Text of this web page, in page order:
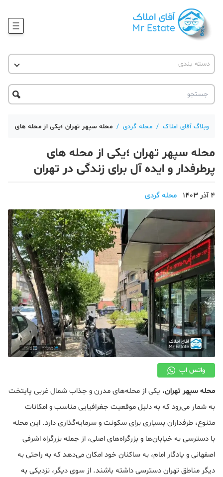
آموزش املاک
حقوقی
آکادمی
دسته بندی
آقای مشاور املاک
آکادمی آقای املاک
آموزش املاک
آموزش پلتفرم آقای املاک
تحلیل مسکن
دکوراسیون
صنعت ساختمان
محله گردی
معماری
ملکی
همایش و نمایشگاه
وبلاگ آقای املاک / محله گردی / محله سپهر تهران ؛یکی از محله های
محله سپهر تهران ؛یکی از محله های
پرطرفدار و ایده آل برای زندگی در تهران
4 آذر 1403 محله گردی
واتس اپ
محله سپهر تهران، یکی از محله‌های مدرن و جذاب شمال غربی پایتخت
به شمار می‌رود که به دلیل موقعیت جغرافیایی مناسب و امکانات
متنوع، طرفداران بسیاری برای سکونت و سرمایه‌گذاری دارد. این محله
با دسترسی به خیابان‌ها و بزرگراه‌های اصلی، از جمله بزرگراه اشرفی
اصفهانی و یادگار امام، به ساکنان خود امکان می‌دهد که به راحتی به
دیگر مناطق تهران دسترسی داشته باشند. از سوی دیگر، نزدیکی به